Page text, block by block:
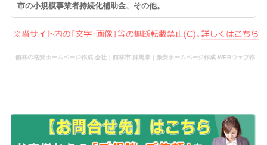
市の小規模事業者持続化補助金、その他。
館林の格安ホームページ作成-会社｜館林市-群馬県｜激安ホームページ作成-WEBウェブ作